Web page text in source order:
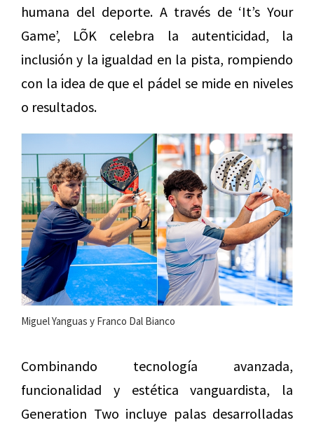
humana del deporte. A través de ‘It’s Your
Game’, LÕK celebra la autenticidad, la
inclusión y la igualdad en la pista, rompiendo
con la idea de que el pádel se mide en niveles
o resultados.
Miguel Yanguas y Franco Dal Bianco
Combinando tecnología avanzada,
funcionalidad y estética vanguardista, la
Generation Two incluye palas desarrolladas